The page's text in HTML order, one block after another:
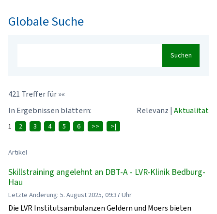
Globale Suche
Suchen
421 Treffer für »«
In Ergebnissen blättern:
Relevanz | Aktualität
1 2 3 4 5 6 >> >|
Artikel
Skillstraining angelehnt an DBT-A - LVR-Klinik Bedburg-
Hau
Letzte Änderung: 5. August 2025, 09:37 Uhr
Die LVR Institutsambulanzen Geldern und Moers bieten